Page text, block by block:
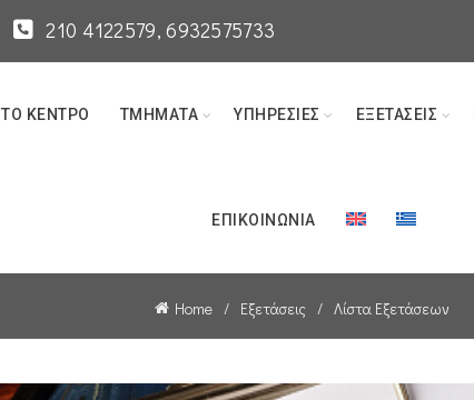
210 4122579, 6932575733
ΤΟ ΚΈΝΤΡΟ ΤΜΉΜΑΤΑ ΥΠΗΡΕΣΊΕΣ ΕΞΕΤΆΣΕΙΣ
ΕΠΙΚΟΙΝΩΝΊΑ
Home Εξετάσεις Λίστα Εξετάσεων